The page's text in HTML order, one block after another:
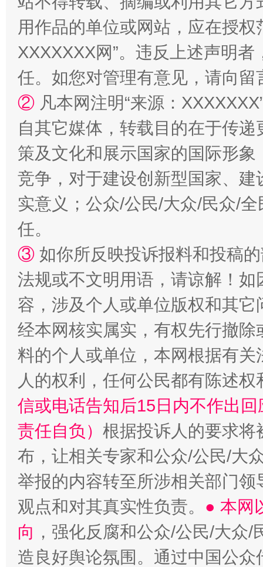
国家大学科技园优化重塑工作
扯下公款旅游的“隐身衣” 如何以
“蜀中异人”王建安的艺术幻境
用作品的单位或网站，应在授
XXXXXXX网”。违反上述声明
任。如您对管理有意见，请向
② 凡本网注明“来源：
自其它媒体，转载目的在于传
策及文化和展示国家的国际形
竞争，对于建设创新型国家、
实意义；公众/公民/大众/民众/
任。
③ 如你所反映投诉报料和投稿
法规或不文明用语，请谅解！
容，涉及个人或单位版权和其它
经本网核实属实，有权先行撤
料的个人或单位，本网根据有
人的权利，任何公民都有陈述
信或电话告知后15日内不作出
责任自负） 根据投诉人的要求将
布，让相关专家和公众/公民/大
举报的内容转至所涉相关部门
观点和对其真实性负责。 ● 本网
向 ，强化反腐和公众/公民/大众
造良好舆论氛围。通过中国公